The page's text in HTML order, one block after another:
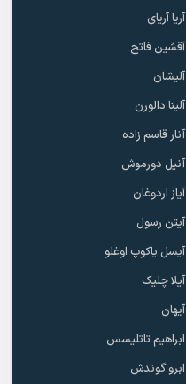
آریا آریای
آقشین فاتح
آلیشان
آلینا دالورن
آنار قاسم زاده
آنیل دورموش
آیاز اردوغان
آیتن رسول
آیسل یاکوپ اوغلو
آیلا چلیک
آیهان
ابراهیم تاتلیسس
ابرو گوندش